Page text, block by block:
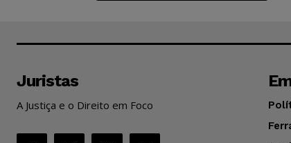
Juristas
A Justiça e o Direito em Foco